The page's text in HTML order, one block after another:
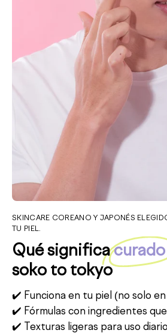
SKINCARE COREANO Y JAPONÉS
TU PIEL.
Qué significacurado
soko to tokyo
✔️ Funciona en tu piel (no solo
✔️ Fórmulas con ingredientes
✔️ Texturas ligeras para uso diario